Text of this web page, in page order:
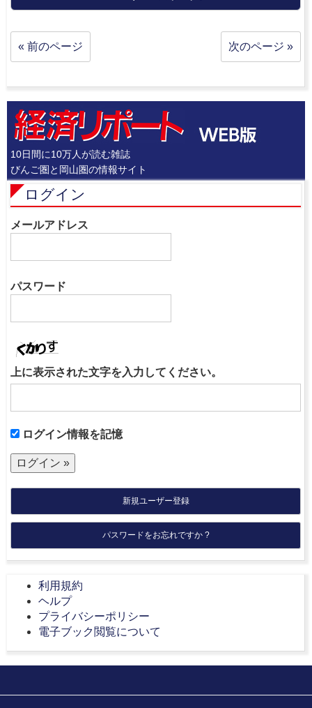
« 前のページ 次のページ »
10日間に10万人が読む雑誌
びんご圏と岡山圏の情報サイト
ログイン
メールアドレス
パスワード
上に表示された文字を入力してください。
ログイン情報を記憶
新規ユーザー登録
パスワードをお忘れですか ?
利用規約
ヘルプ
プライバシーポリシー
電子ブック閲覧について